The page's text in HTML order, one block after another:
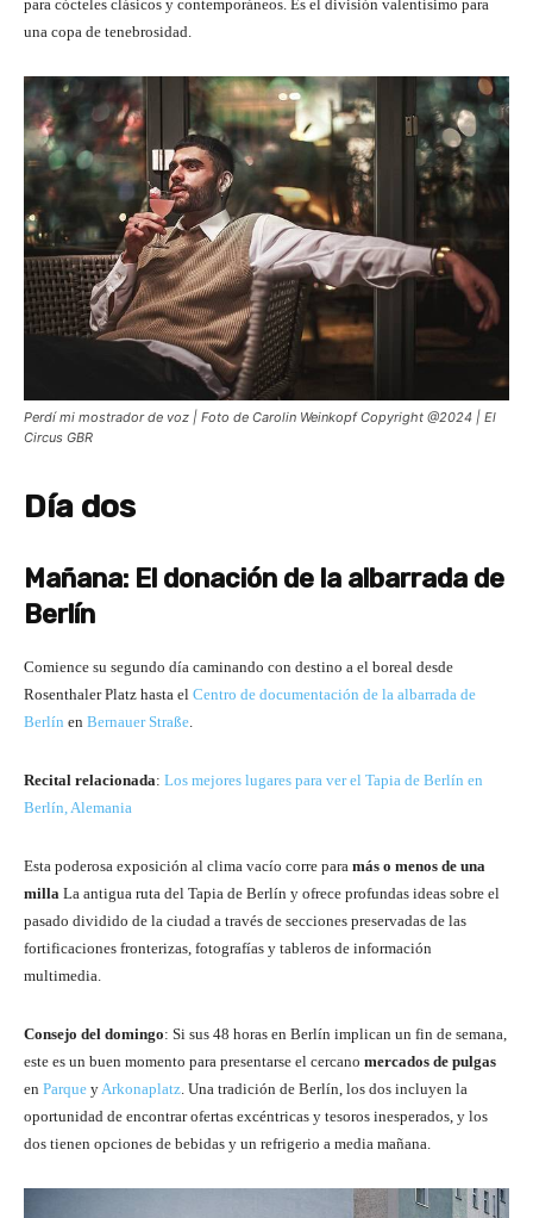
para cócteles clásicos y contemporáneos. Es el división valentísimo para
una copa de tenebrosidad.
Perdí mi mostrador de voz | Foto de Carolin Weinkopf Copyright @2024 | El
Circus GBR
Día dos
Mañana: El donación de la albarrada de
Berlín
Comience su segundo día caminando con destino a el boreal desde
Rosenthaler Platz hasta el Centro de documentación de la albarrada de
Berlín en Bernauer Straße.
Recital relacionada: Los mejores lugares para ver el Tapia de Berlín en
Berlín, Alemania
Esta poderosa exposición al clima vacío corre para más o menos de una
milla La antigua ruta del Tapia de Berlín y ofrece profundas ideas sobre el
pasado dividido de la ciudad a través de secciones preservadas de las
fortificaciones fronterizas, fotografías y tableros de información
multimedia.
Consejo del domingo: Si sus 48 horas en Berlín implican un fin de semana,
este es un buen momento para presentarse el cercano mercados de pulgas
en Parque yArkonaplatz. Una tradición de Berlín, los dos incluyen la
oportunidad de encontrar ofertas excéntricas y tesoros inesperados, y los
dos tienen opciones de bebidas y un refrigerio a media mañana.